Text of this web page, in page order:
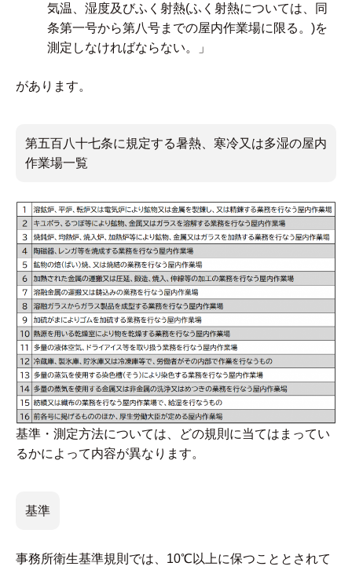
気温、湿度及びふく射熱(ふく射熱については、同
条第一号から第八号までの屋内作業場に限る。)を
測定しなければならない。」
があります。
第五百八十七条に規定する暑熱、寒冷又は多湿の屋内
作業場一覧
基準・測定方法については、どの規則に当てはまってい
るかによって内容が異なります。
基準
事務所衛生基準規則では、10℃以上に保つこととされて